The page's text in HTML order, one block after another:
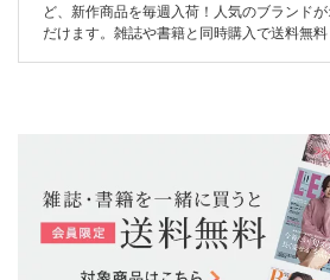
ど、新作商品を毎週入荷！人気のブランド
だけます。雑誌や書籍と同時購入で送料無料